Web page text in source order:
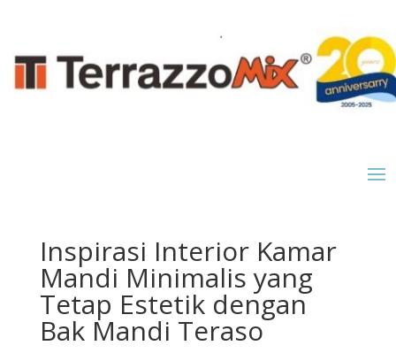
Inspirasi Interior Kamar
Mandi Minimalis yang
Tetap Estetik dengan
Bak Mandi Teraso